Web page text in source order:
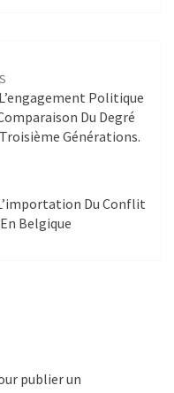
Politique
Du Degré
Générations.
Du Conflit
Belgique
publier un